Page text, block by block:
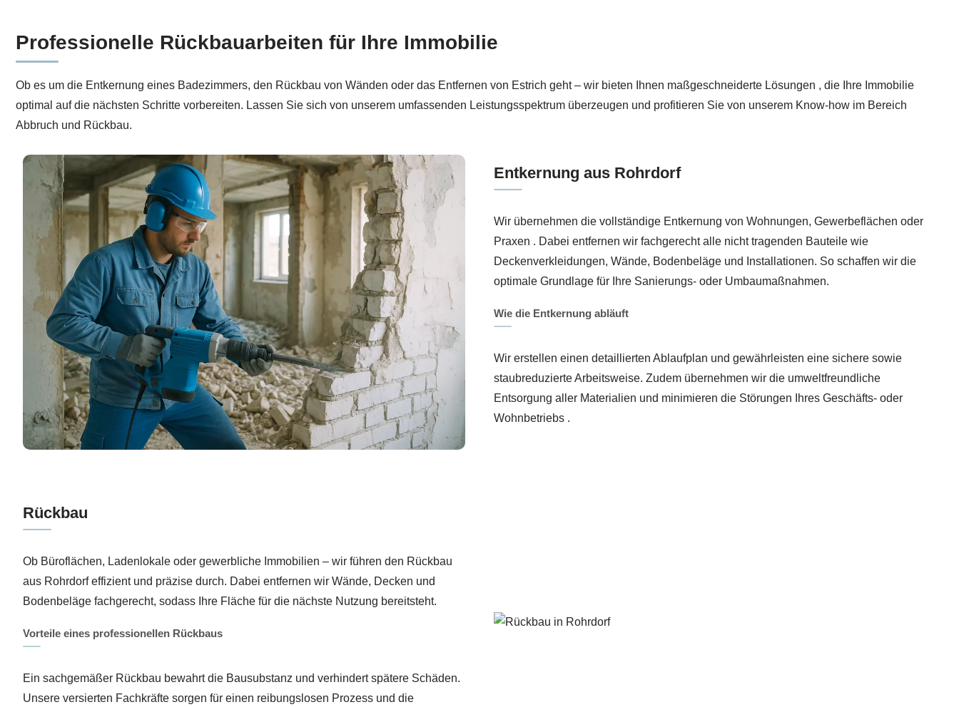
Professionelle Rückbauarbeiten für Ihre Immobilie
Ob es um die Entkernung eines Badezimmers, den Rückbau von Wänden oder das Entfernen von Estrich geht – wir bieten Ihnen maßgeschneiderte Lösungen , die Ihre Immobilie
optimal auf die nächsten Schritte vorbereiten. Lassen Sie sich von unserem umfassenden Leistungsspektrum überzeugen und profitieren Sie von unserem Know-how im Bereich
Abbruch und Rückbau.
Entkernung aus Rohrdorf
Wir übernehmen die vollständige Entkernung von Wohnungen, Gewerbeflächen oder
Praxen . Dabei entfernen wir fachgerecht alle nicht tragenden Bauteile wie
Deckenverkleidungen, Wände, Bodenbeläge und Installationen. So schaffen wir die
optimale Grundlage für Ihre Sanierungs- oder Umbaumaßnahmen.
Wie die Entkernung abläuft
Wir erstellen einen detaillierten Ablaufplan und gewährleisten eine sichere sowie
staubreduzierte Arbeitsweise. Zudem übernehmen wir die umweltfreundliche
Entsorgung aller Materialien und minimieren die Störungen Ihres Geschäfts- oder
Wohnbetriebs .
Rückbau
Ob Büroflächen, Ladenlokale oder gewerbliche Immobilien – wir führen den Rückbau
aus Rohrdorf effizient und präzise durch. Dabei entfernen wir Wände, Decken und
Bodenbeläge fachgerecht, sodass Ihre Fläche für die nächste Nutzung bereitsteht.
Vorteile eines professionellen Rückbaus
Ein sachgemäßer Rückbau bewahrt die Bausubstanz und verhindert spätere Schäden.
Unsere versierten Fachkräfte sorgen für einen reibungslosen Prozess und die